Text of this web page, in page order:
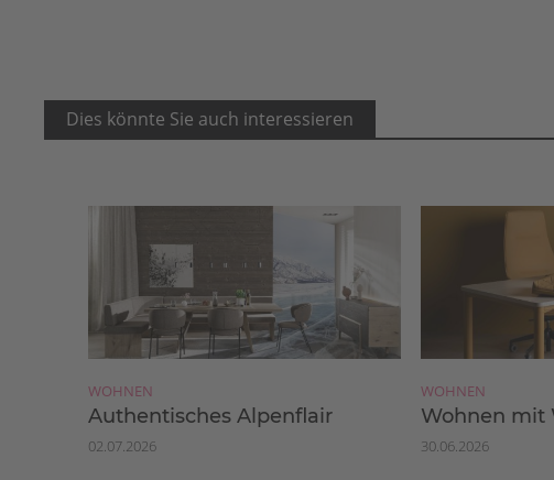
Dies könnte Sie auch interessieren
WOHNEN
Authentisches Alpenflair
02.07.2026
WOHNEN
Wohnen mit
30.06.2026